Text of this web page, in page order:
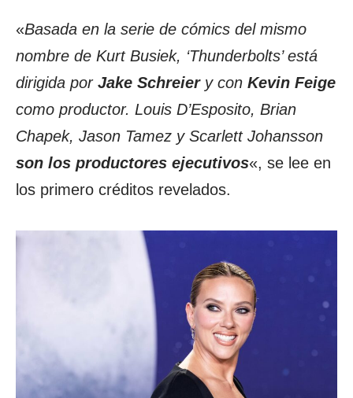
«Basada en la serie de cómics del mismo
nombre de Kurt Busiek, ‘Thunderbolts’ está
dirigida por Jake Schreiery con Kevin Feige
como productor. Louis D’Esposito, Brian
Chapek, Jason Tamez y Scarlett Johansson
son los productores ejecutivos«, se lee en
los primero créditos revelados.